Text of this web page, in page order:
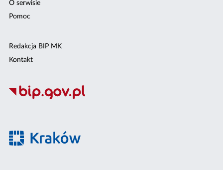
O serwisie
Pomoc
Redakcja BIP MK
Kontakt